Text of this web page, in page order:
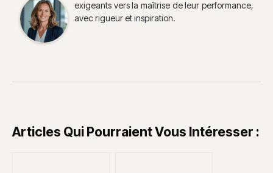
exigeants vers la maîtrise de leur performance,
avec rigueur et inspiration.
Articles Qui Pourraient Vous Intéresser :